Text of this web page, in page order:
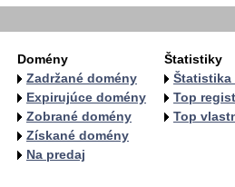
Domény
Zadržané domény
Expirujúce domény
Zobrané domény
Získané domény
Na predaj
Štatistiky
Štatistika
Top
Top